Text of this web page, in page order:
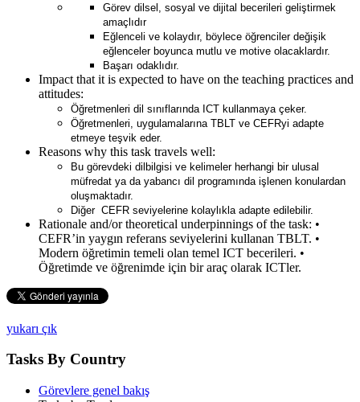
Görev dilsel, sosyal ve dijital becerileri geliştirmek
amaçlıdır
Eğlenceli ve kolaydır, böylece öğrenciler değişik
eğlenceler boyunca mutlu ve motive olacaklardır.
Başarı odaklıdır.
Impact that it is expected to have on the teaching practices and
attitudes:
Öğretmenleri dil sınıflarında ICT kullanmaya çeker.
Öğretmenleri, uygulamalarına TBLT ve CEFRyi adapte
etmeye teşvik eder.
Reasons why this task travels well:
Bu görevdeki dilbilgisi ve kelimeler herhangi bir ulusal
müfredat ya da yabancı dil programında işlenen konulardan
oluşmaktadır.
Diğer CEFR seviyelerine kolaylıkla adapte edilebilir.
Rationale and/or theoretical underpinnings of the task: •
CEFR’in yaygın referans seviyelerini kullanan TBLT. •
Modern öğretimin temeli olan temel ICT becerileri. •
Öğretimde ve öğrenimde için bir araç olarak ICTler.
yukarı çık
Tasks By Country
Görevlere genel bakış